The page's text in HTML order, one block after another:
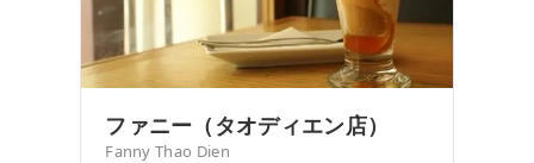
ファニー（タオディエン店）
Fanny Thao Dien